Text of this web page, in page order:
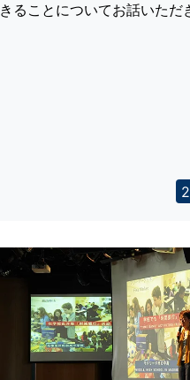
きることについてお話いただ